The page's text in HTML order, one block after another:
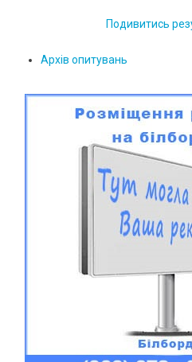
Подивитись
Архів опитувань